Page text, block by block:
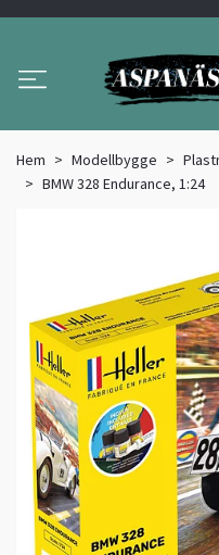
Hem Modellbygge
BMW 328 Endurance, 1:24